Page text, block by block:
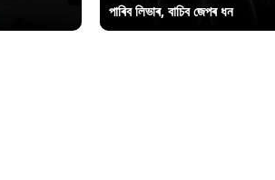
পাৰিব লিভাৰ, বাচিব জেপৰ ধন